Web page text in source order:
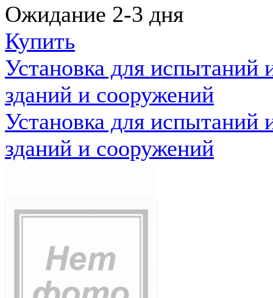
Ожидание 2-3 дня
Купить
Установка для испытаний
зданий и сооружений
Установка для испытаний
зданий и сооружений